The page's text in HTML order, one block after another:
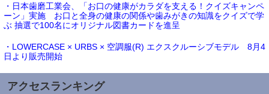
・日本歯磨工業会、「お口の健康がカラダを支える！クイズキャンペ
ーン」実施 お口と全身の健康の関係や歯みがきの知識をクイズで学
ぶ 抽選で100名にオリジナル図書カードを進呈
・LOWERCASE × URBS × 空調服(R) エクスクルーシブモデル 8月4
日より販売開始
アクセスランキング